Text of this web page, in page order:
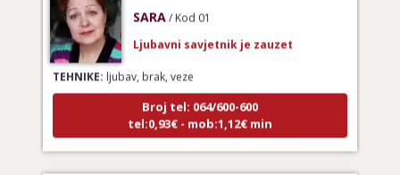
TEHNIKE:ljubav, brak, veze
Broj tel: 064/600-600
tel:0,93€ - mob:1,12€ min